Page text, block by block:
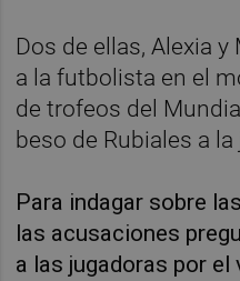
Dos de ellas, Alexia
a la futbolista en el
de trofeos del
beso de Rubiales a
Para indagar sobre
las acusaciones
a las jugadoras por el